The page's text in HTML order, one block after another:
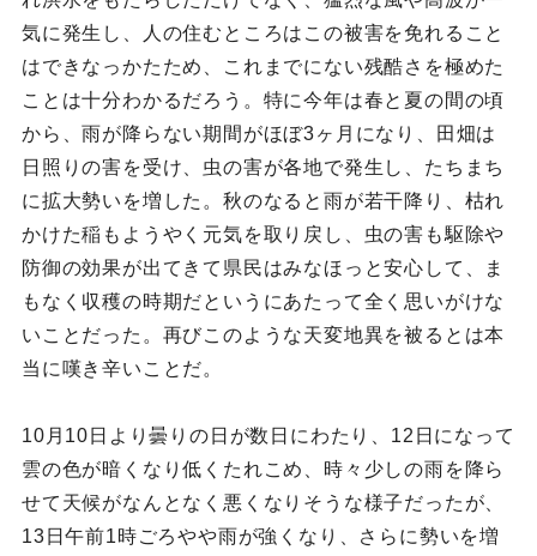
気に発生し、人の住むところはこの被害を免れること
はできなっかたため、これまでにない残酷さを極めた
ことは十分わかるだろう。特に今年は春と夏の間の頃
から、雨が降らない期間がほぼ3ヶ月になり、田畑は
日照りの害を受け、虫の害が各地で発生し、たちまち
に拡大勢いを増した。秋のなると雨が若干降り、枯れ
かけた稲もようやく元気を取り戻し、虫の害も駆除や
防御の効果が出てきて県民はみなほっと安心して、ま
もなく収穫の時期だというにあたって全く思いがけな
いことだった。再びこのような天変地異を被るとは本
当に嘆き辛いことだ。
10月10日より曇りの日が数日にわたり、12日になって
雲の色が暗くなり低くたれこめ、時々少しの雨を降ら
せて天候がなんとなく悪くなりそうな様子だったが、
13日午前1時ごろやや雨が強くなり、さらに勢いを増